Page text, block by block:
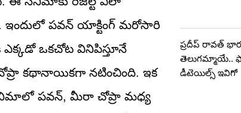
ఇందులో పవన్ యాక్టింగ్ మరోసారి
ఒకచోట వినిపిస్తూనే
కథానాయికగా నటించింది. ఇక
పవన్, మీరా చోప్రా మధ్య
ప్రదీప్ రావత్
తెలుగమ్మాయే..
డీటెయిల్స్ ఇవిగో